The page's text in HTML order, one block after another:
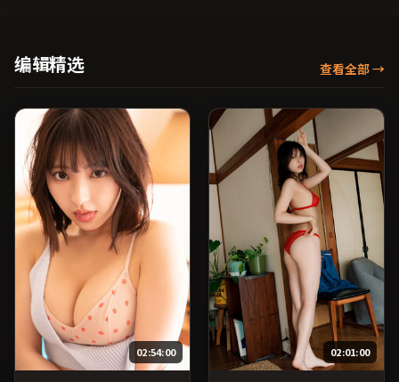
日于中国台湾地区院线首
映，网络平台同步更新片
观看。（国产影视资源大全
免费条目索引，支持片名与
演员交叉检索。）
源。推荐给喜爱现实主义叙
目索引，支持片名与演员交
叉检索。）
编辑精选 查看全部→
02:54:00 02:01:00